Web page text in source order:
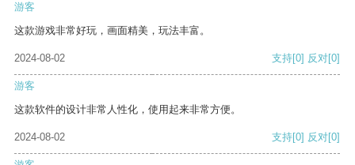
游客
这款游戏非常好玩，画面精美，玩法丰富。
2024-08-02 支持[0] 反对[0]
游客
这款软件的设计非常人性化，使用起来非常方便。
2024-08-02 支持[0] 反对[0]